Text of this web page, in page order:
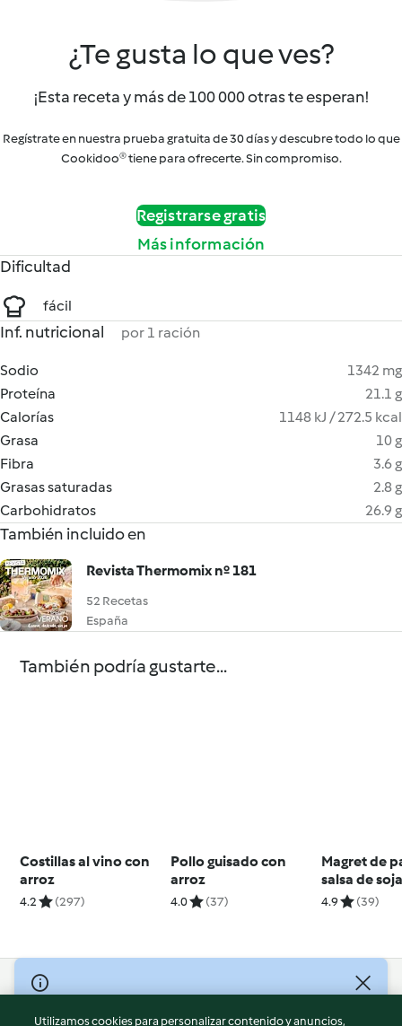
¿Te gusta lo que ves?
¡Esta receta y más de 100 000 otras te esperan!
Regístrate en nuestra prueba gratuita de 30 días y descubre todo lo que
Cookidoo® tiene para ofrecerte. Sin compromiso.
Registrarse gratis
Más información
Dificultad
fácil
Inf. nutricional por 1 ración
Sodio
1342 mg
Proteína
21.1 g
Calorías
1148 kJ / 272.5 kcal
Grasa
10 g
Fibra
3.6 g
Grasas saturadas
2.8 g
Carbohidratos
26.9 g
También incluido en
Revista Thermomix nº 181
52 Recetas
España
También podría gustarte...
Costillas al vino con
arroz
4.2 (297)
Pollo guisado con
arroz
4.0 (37)
Magret de
salsa de
4.9 (39)
© Copyright 2026
Utilizamos cookies para personalizar contenido y anuncios,